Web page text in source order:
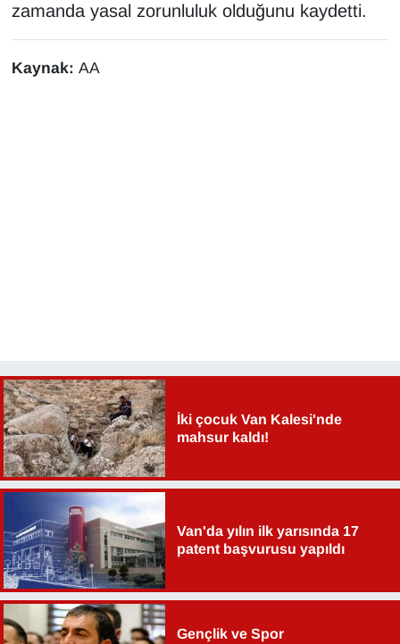
zamanda yasal zorunluluk olduğunu kaydetti.
Kaynak: AA
İki çocuk Van Kalesi'nde
mahsur kaldı!
Van'da yılın ilk yarısında 17
patent başvurusu yapıldı
Gençlik ve Spor